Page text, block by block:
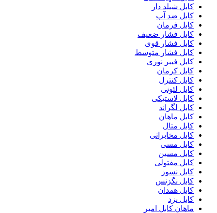
کابل شیلد دار
کابل ضد آب
کابل فرمان
کابل فشار ضعیف
کابل فشار قوی
کابل فشار متوسط
کابل فیبر نوری
کابل کرمان
کابل کنترل
کابل لئونی
کابل لاستیکی
کابل لگراند
کابل ماهان
کابل متال
کابل مخابراتی
کابل مسی
کابل مسین
کابل مفتولی
کابل نسوز
کابل نگزنس
کابل همدان
کابل یزد
ماهان کابل امیر